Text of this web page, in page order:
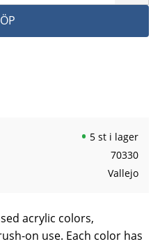
5 st i lager
70330
Vallejo
acrylic colors,
on use. Each color has